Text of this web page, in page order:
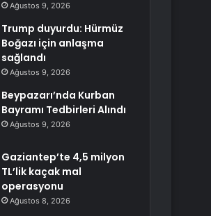
Ağustos 9, 2026
Trump duyurdu: Hürmüz
Boğazı için anlaşma
sağlandı
Ağustos 9, 2026
Beypazarı’nda Kurban
Bayramı Tedbirleri Alındı
Ağustos 9, 2026
Gaziantep’te 4,5 milyon
TL’lik kaçak mal
operasyonu
Ağustos 8, 2026